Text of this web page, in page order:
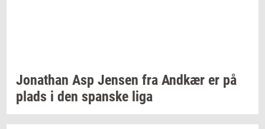
Jo­nat­han Asp Jen­sen fra And­kær er på
plads i den span­ske liga